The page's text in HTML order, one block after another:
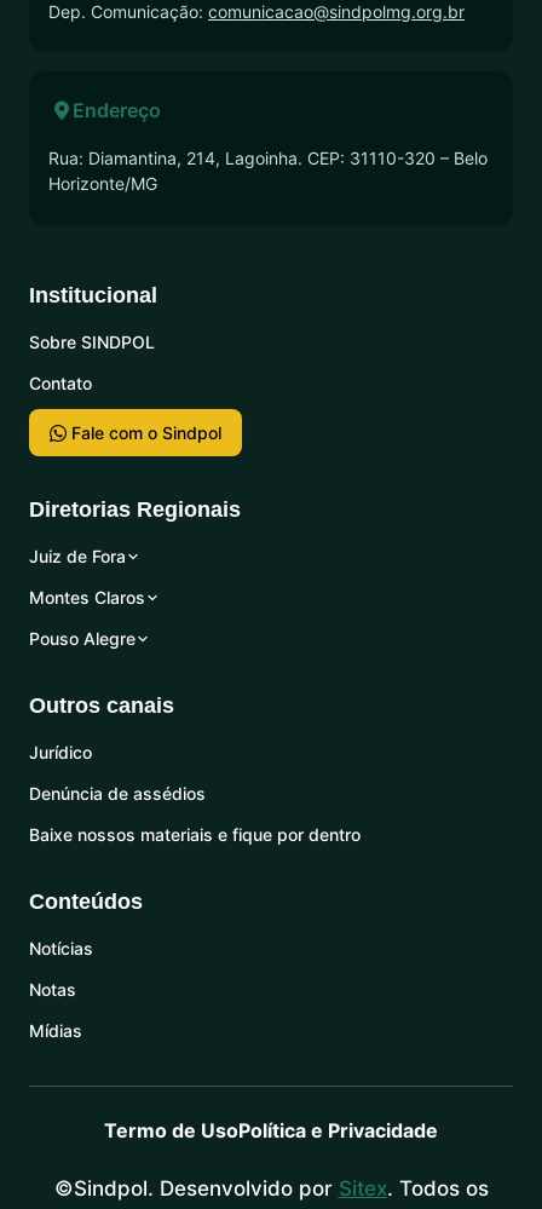
Dep. Comunicação: comunicacao@sindpolmg.org.br
Endereço
Rua: Diamantina, 214, Lagoinha. CEP: 31110-320 – Belo
Horizonte/MG
Institucional
Sobre SINDPOL
Contato
Fale com o Sindpol
Diretorias Regionais
Juiz de Fora
Montes Claros
Pouso Alegre
Outros canais
Jurídico
Denúncia de assédios
Baixe nossos materiais e fique por dentro
Conteúdos
Notícias
Notas
Mídias
Termo de UsoPolítica e Privacidade
©Sindpol. Desenvolvido por Sitex. Todos os